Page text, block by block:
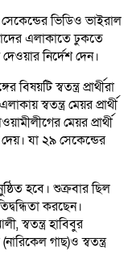
ভিডিও ভাইরাল
এলাকাতে ঢুকতে
নির্দেশ দেন।
স্বতন্ত্র প্রার্থীরা
স্বতন্ত্র মেয়র প্রার্থী
মেয়র প্রার্থী
যা ২৯ সেকেন্ডের
হবে। শুক্রবার ছিল
করছেন।
স্বতন্ত্র হাবিবুর
গাছ)ও স্বতন্ত্র